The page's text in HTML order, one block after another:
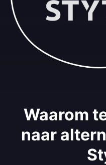
Waarom
naar